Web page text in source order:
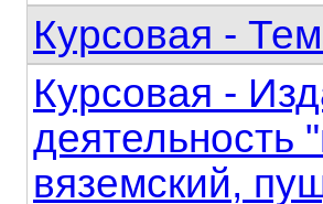
Курсовая -
Курсовая -
деятельность
вяземский,